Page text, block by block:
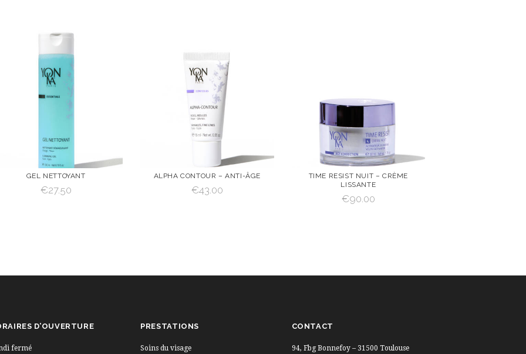
AJOUTER AU
GEL NETTOYANT
€27.50
AJOUTER AU
ALPHA CONTOUR – ANTI-ÂGE
€43.00
TIME RESIST NUIT – CRÈME
LISSANTE
€90.00
D’OUVERTURE
fermé
PRESTATIONS
Soins du visage
CONTACT
94, Fbg Bonnefoy – 31500 Toulouse